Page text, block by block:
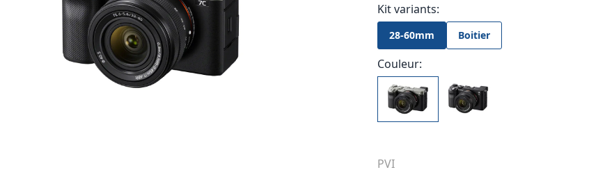
Kit variants:
28-60mm Boitier
Couleur:
PVI